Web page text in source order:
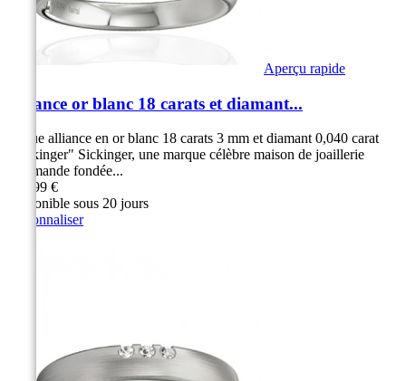
Aperçu rapide
Alliance or blanc 18 carats et diamant...
Bague alliance en or blanc 18 carats 3 mm et diamant 0,040 carat
"Sickinger" Sickinger, une marque célèbre maison de joaillerie
Allemande fondée...
999,99 €
Disponible sous 20 jours
Personnaliser